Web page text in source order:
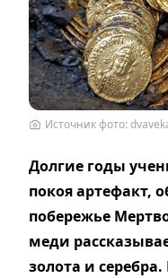
Источник фото:
Долгие годы
покоя артефакт,
побережье
меди
золота и